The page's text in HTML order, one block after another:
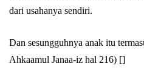
dari usahanya sendiri.
Dan sesungguhnya anak itu
Ahkaamul Janaa-iz hal 216) []